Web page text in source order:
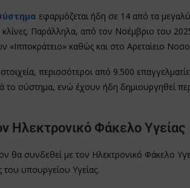
εφαρμόζεται ήδη σε 14 από τα
Παράλληλα, από τον Νοέμβριο του
«Ιπποκράτειο» καθώς και στο Αρεταίειο
περισσότεροι από 9.500
το σύστημα, ενώ έχουν ήδη δημιουργηθεί
Ηλεκτρονικό Φάκελο Υγείας
θα συνδεθεί με τον Ηλεκτρονικό Φάκελο
του υπουργείου Υγείας.